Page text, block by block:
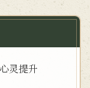
灵提升